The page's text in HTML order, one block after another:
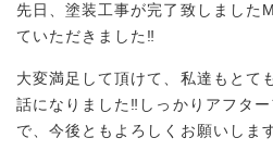
先日、塗装工事が完了致しました
ていただきました‼︎
大変満足して頂けて、私達もとて
話になりました‼︎しっかりアフタ
で、今後ともよろしくお願いしま